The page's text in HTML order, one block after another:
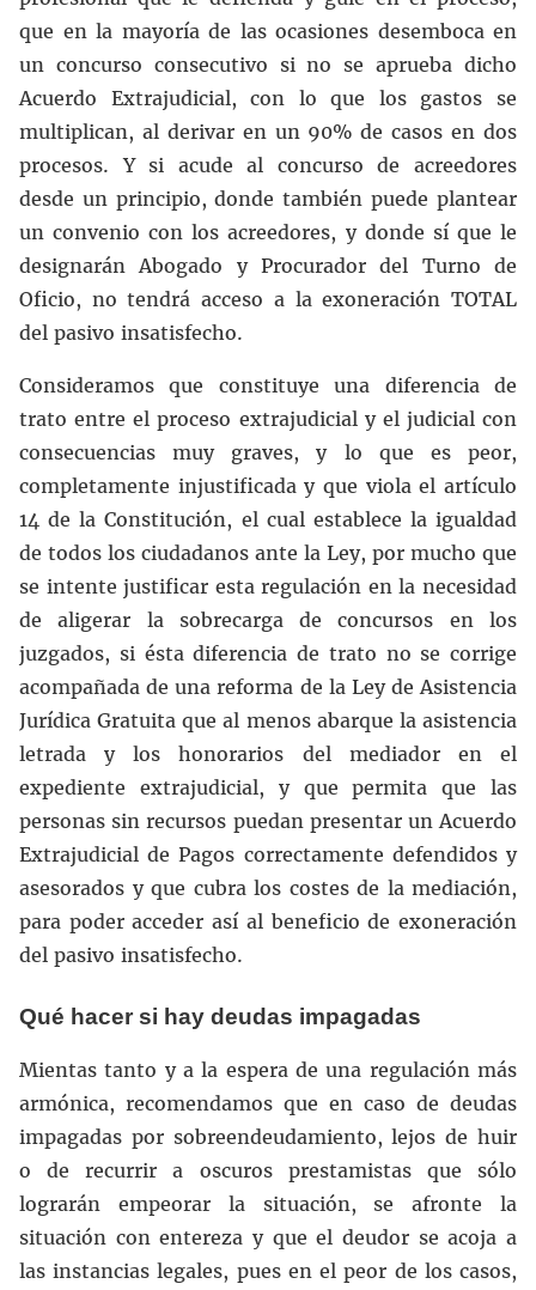
que en la mayoría de las ocasiones desemboca en
un concurso consecutivo si no se aprueba dicho
Acuerdo Extrajudicial, con lo que los gastos se
multiplican, al derivar en un 90% de casos en dos
procesos. Y si acude al concurso de acreedores
desde un principio, donde también puede plantear
un convenio con los acreedores, y donde sí que le
designarán Abogado y Procurador del Turno de
Oficio, no tendrá acceso a la exoneración TOTAL
del pasivo insatisfecho.
Consideramos que constituye una diferencia de
trato entre el proceso extrajudicial y el judicial con
consecuencias muy graves, y lo que es peor,
completamente injustificada y que viola el artículo
14 de la Constitución, el cual establece la igualdad
de todos los ciudadanos ante la Ley, por mucho que
se intente justificar esta regulación en la necesidad
de aligerar la sobrecarga de concursos en los
juzgados, si ésta diferencia de trato no se corrige
acompañada de una reforma de la Ley de Asistencia
Jurídica Gratuita que al menos abarque la asistencia
letrada y los honorarios del mediador en el
expediente extrajudicial, y que permita que las
personas sin recursos puedan presentar un Acuerdo
Extrajudicial de Pagos correctamente defendidos y
asesorados y que cubra los costes de la mediación,
para poder acceder así al beneficio de exoneración
del pasivo insatisfecho.
Qué hacer si hay deudas impagadas
Mientas tanto y a la espera de una regulación más
armónica, recomendamos que en caso de deudas
impagadas por sobreendeudamiento, lejos de huir
o de recurrir a oscuros prestamistas que sólo
lograrán empeorar la situación, se afronte la
situación con entereza y que el deudor se acoja a
las instancias legales, pues en el peor de los casos,